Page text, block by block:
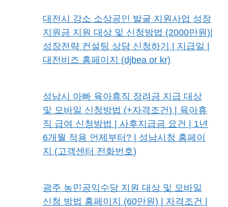
대전시 강소 소상공인 발굴 지원사업 성장
지원금 지원 대상 및 신청방법 (2000만원)|
성장전략 컨설팅 상담 신청하기 | 지급일 |
대전비즈 홈페이지 (djbea or kr)
성남시 아빠 육아휴직 장려금 지급 대상
및 모바일 신청방법 (+자격조건) | 육아휴
직 급여 신청방법 | 사후지급금 요건 | 1년
6개월 적용 언제부터? | 성남시청 홈페이
지 (고객센터 전화번호)
광주 농민공익수당 지원 대상 및 모바일
신청 방법 홈페이지 (60만원) | 자격조건 |